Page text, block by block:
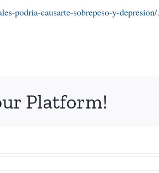
podria-causarte-sobrepeso-y-depresion/.
Platform!